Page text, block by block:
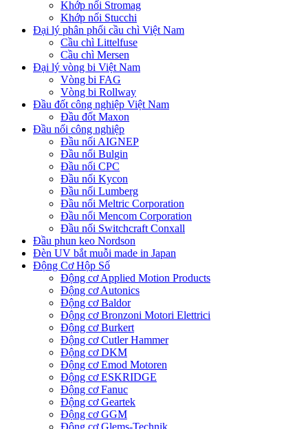
Khớp nối Stromag
Khớp nối Stucchi
Đại lý phân phối cầu chì Việt Nam
Cầu chì Littelfuse
Cầu chì Mersen
Đại lý vòng bi Việt Nam
Vòng bi FAG
Vòng bi Rollway
Đầu đốt công nghiệp Việt Nam
Đầu đốt Maxon
Đầu nối công nghiệp
Đầu nối AIGNEP
Đầu nối Bulgin
Đầu nối CPC
Đầu nối Kycon
Đầu nối Lumberg
Đầu nối Meltric Corporation
Đầu nối Mencom Corporation
Đầu nối Switchcraft Conxall
Đầu phun keo Nordson
Đèn UV bắt muỗi made in Japan
Động Cơ Hộp Số
Động cơ Applied Motion Products
Động cơ Autonics
Động cơ Baldor
Động cơ Bronzoni Motori Elettrici
Động cơ Burkert
Động cơ Cutler Hammer
Động cơ DKM
Động cơ Emod Motoren
Động cơ ESKRIDGE
Động cơ Fanuc
Động cơ Geartek
Động cơ GGM
Động cơ Glems-Technik